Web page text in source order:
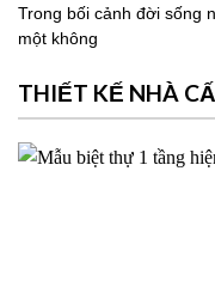
Trong bối cảnh đời sống
một không
THIẾT KẾ NHÀ